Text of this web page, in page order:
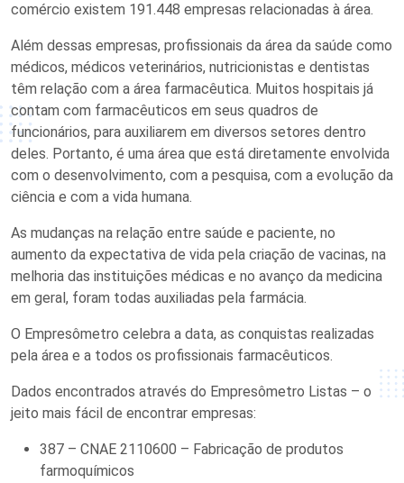
comércio existem 191.448 empresas relacionadas à área.
Além dessas empresas, profissionais da área da saúde como
médicos, médicos veterinários, nutricionistas e dentistas
têm relação com a área farmacêutica. Muitos hospitais já
contam com farmacêuticos em seus quadros de
funcionários, para auxiliarem em diversos setores dentro
deles. Portanto, é uma área que está diretamente envolvida
com o desenvolvimento, com a pesquisa, com a evolução da
ciência e com a vida humana.
As mudanças na relação entre saúde e paciente, no
aumento da expectativa de vida pela criação de vacinas, na
melhoria das instituições médicas e no avanço da medicina
em geral, foram todas auxiliadas pela farmácia.
O Empresômetro celebra a data, as conquistas realizadas
pela área e a todos os profissionais farmacêuticos.
Dados encontrados através do Empresômetro Listas – o
jeito mais fácil de encontrar empresas:
387 – CNAE 2110600 – Fabricação de produtos
farmoquímicos